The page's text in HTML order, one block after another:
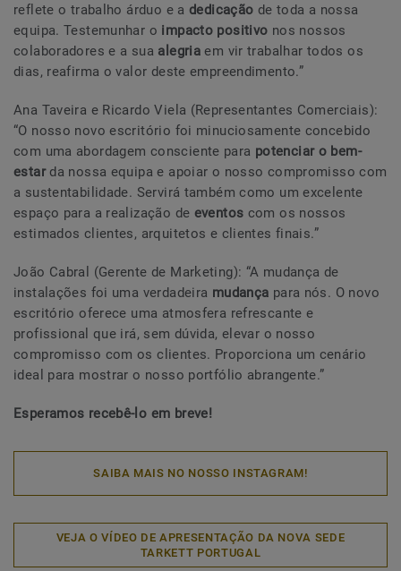
reflete o trabalho árduo e a dedicação de toda a nossa
equipa. Testemunhar o impacto positivo nos nossos
colaboradores e a sua alegria em vir trabalhar todos os
dias, reafirma o valor deste empreendimento.”
Ana Taveira e Ricardo Viela (Representantes Comerciais):
“O nosso novo escritório foi minuciosamente concebido
com uma abordagem consciente para potenciar o bem-
estarda nossa equipa e apoiar o nosso compromisso com
a sustentabilidade. Servirá também como um excelente
espaço para a realização de eventos com os nossos
estimados clientes, arquitetos e clientes finais.”
João Cabral (Gerente de Marketing): “A mudança de
instalações foi uma verdadeira mudança para nós. O novo
escritório oferece uma atmosfera refrescante e
profissional que irá, sem dúvida, elevar o nosso
compromisso com os clientes. Proporciona um cenário
ideal para mostrar o nosso portfólio abrangente.”
Esperamos recebê-lo em breve!
SAIBA MAIS NO NOSSO INSTAGRAM!
VEJA O VÍDEO DE APRESENTAÇÃO DA NOVA SEDE
TARKETT PORTUGAL